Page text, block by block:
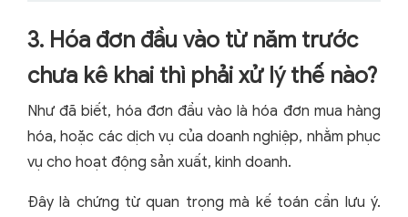
3. Hóa đơn đầu vào từ năm trước
chưa kê khai thì phải xử lý thế nào?
Như đã biết, hóa đơn đầu vào là hóa đơn mua hàng
hóa, hoặc các dịch vụ của doanh nghiệp, nhằm phục
vụ cho hoạt động sản xuất, kinh doanh.
Đây là chứng từ quan trọng mà kế toán cần lưu ý.